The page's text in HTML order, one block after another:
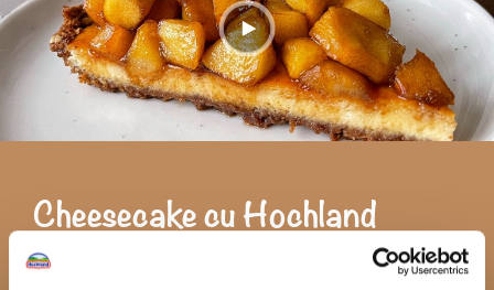
Cheesecake cu Hochland
Crème și mere caramelizate